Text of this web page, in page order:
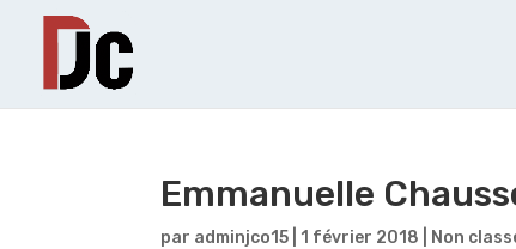
Emmanuelle
par adminjco15 1 février 2018 Non